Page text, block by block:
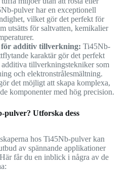
pulver har en exceptionell
vilket gör det perfekt för
utsätts för saltvatten, kemikalier
additiv tillverkning: Ti45Nb-
karaktär gör det perfekt
tillverkningstekniker som
och elektronstrålesmältning.
det möjligt att skapa komplexa,
komponenter med hög precision.
Utforska dess
hos Ti45Nb-pulver kan
av spännande applikationer
får du en inblick i några av de